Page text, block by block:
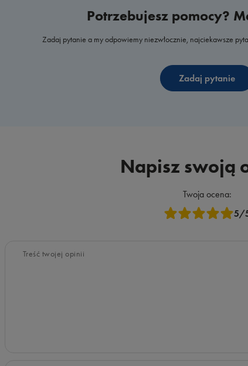
Potrzebujesz pomocy?
Zadaj pytanie a my odpowiemy niezwłocznie, najciekawsze
Zadaj pytanie
Napisz swoją
Twoja ocena:
5/
Treść twojej opinii